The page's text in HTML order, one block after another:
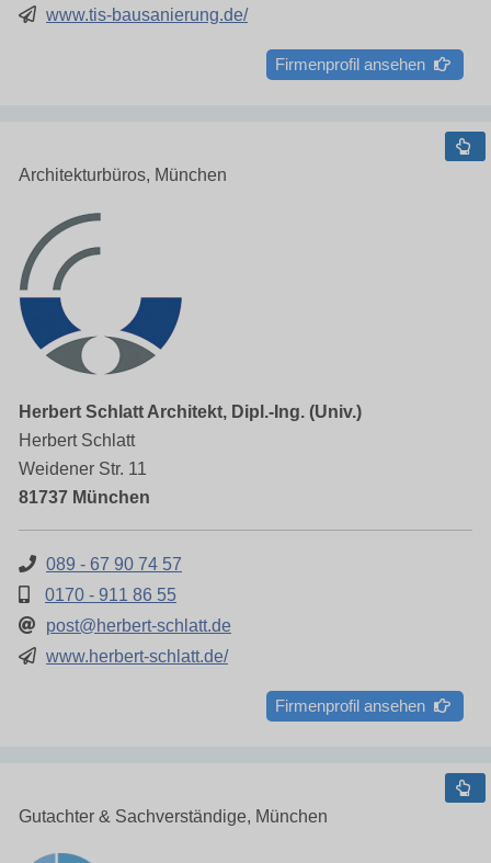
www.tis-bausanierung.de/
Firmenprofil ansehen
Architekturbüros, München
Herbert Schlatt Architekt, Dipl.-Ing. (Univ.)
Herbert Schlatt
Weidener Str. 11
81737 München
089 - 67 90 74 57
0170 - 911 86 55
post@herbert-schlatt.de
www.herbert-schlatt.de/
Firmenprofil ansehen
Gutachter & Sachverständige, München